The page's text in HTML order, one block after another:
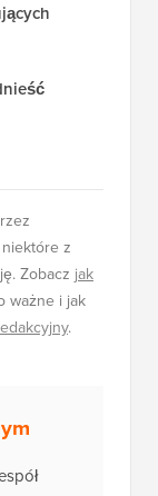
z
Zobacz jak
ważne i jak
.